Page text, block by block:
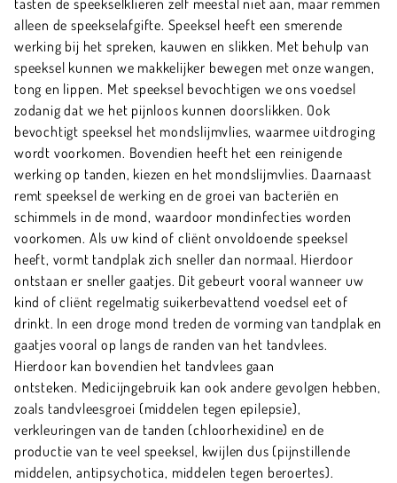
tasten de speekselklieren zelf meestal niet aan, maar remmen
alleen de speekselafgifte. Speeksel heeft een smerende
werking bij het spreken, kauwen en slikken. Met behulp van
speeksel kunnen we makkelijker bewegen met onze wangen,
tong en lippen. Met speeksel bevochtigen we ons voedsel
zodanig dat we het pijnloos kunnen doorslikken. Ook
bevochtigt speeksel het mondslijmvlies, waarmee uitdroging
wordt voorkomen. Bovendien heeft het een reinigende
werking op tanden, kiezen en het mondslijmvlies. Daarnaast
remt speeksel de werking en de groei van bacteriën en
schimmels in de mond, waardoor mondinfecties worden
voorkomen. Als uw kind of cliënt onvoldoende speeksel
heeft, vormt tandplak zich sneller dan normaal. Hierdoor
ontstaan er sneller gaatjes. Dit gebeurt vooral wanneer uw
kind of cliënt regelmatig suikerbevattend voedsel eet of
drinkt. In een droge mond treden de vorming van tandplak en
gaatjes vooral op langs de randen van het tandvlees.
Hierdoor kan bovendien het tandvlees gaan
ontsteken. Medicijngebruik kan ook andere gevolgen hebben,
zoals tandvleesgroei (middelen tegen epilepsie),
verkleuringen van de tanden (chloorhexidine) en de
productie van te veel speeksel, kwijlen dus (pijnstillende
middelen, antipsychotica, middelen tegen beroertes).